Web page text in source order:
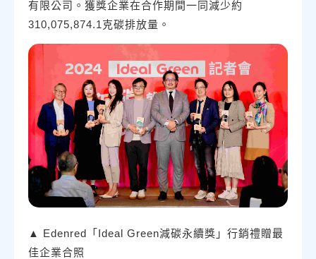
有限公司。獲獎企業在合作期間一同減少約
310,075,874.1克碳排放量。
▲ Edenred「Ideal Green減碳永續獎」行銷禮贈最
佳企業合照